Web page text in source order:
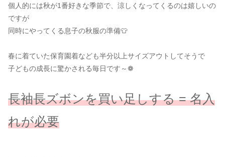
個人的には秋が1番好きな季節で、涼しくなってくるのは嬉しいの
ですが
同時にやってくる息子の秋服の準備👕
春に着ていた保育園着なども半分以上サイズアウトしてそうで
子どもの成長に驚かされる毎日です～❁
長袖長ズボンを買い足しする =名入
れが必要